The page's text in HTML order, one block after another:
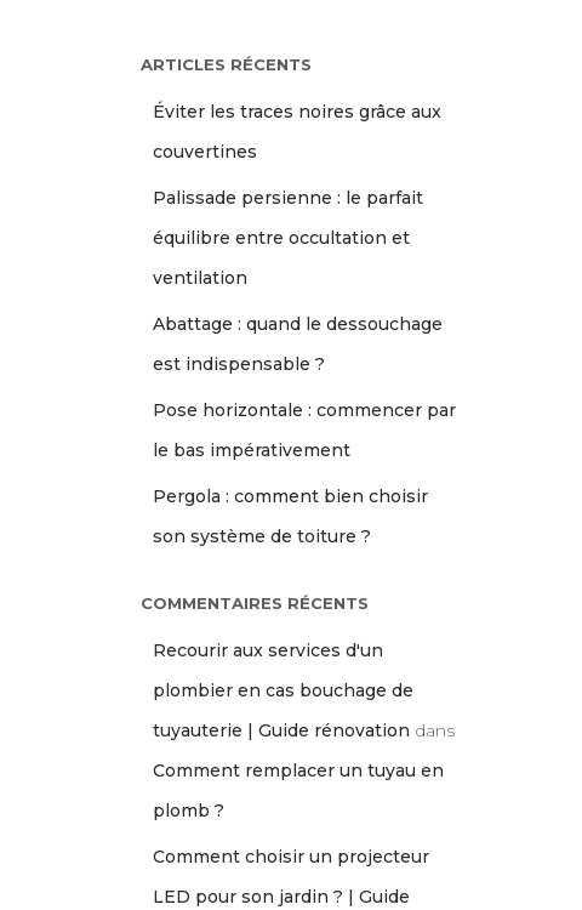
ARTICLES RÉCENTS
Éviter les traces noires grâce aux
couvertines
Palissade persienne : le parfait
équilibre entre occultation et
ventilation
Abattage : quand le dessouchage
est indispensable ?
Pose horizontale : commencer par
le bas impérativement
Pergola : comment bien choisir
son système de toiture ?
COMMENTAIRES RÉCENTS
Recourir aux services d'un
plombier en cas bouchage de
tuyauterie | Guide rénovation dans
Comment remplacer un tuyau en
plomb ?
Comment choisir un projecteur
LED pour son jardin ? | Guide